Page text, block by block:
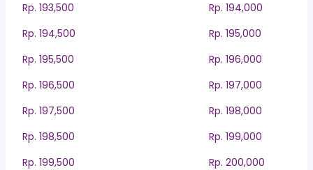
Rp. 193,500
Rp. 194,000
Rp. 194,500
Rp. 195,000
Rp. 195,500
Rp. 196,000
Rp. 196,500
Rp. 197,000
Rp. 197,500
Rp. 198,000
Rp. 198,500
Rp. 199,000
Rp. 199,500
Rp. 200,000